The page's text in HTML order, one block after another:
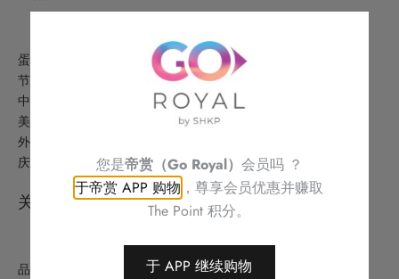
蛋糕美点
节日精选
中式美食
美酒及礼品
外卖美食及优惠
庆祝
关于
品牌故事
您是帝赏（Go Royal） 会员吗 ？
于帝赏 APP 购物 ，尊享会员优惠并赚取
The Point 积分。
于 APP 继续购物